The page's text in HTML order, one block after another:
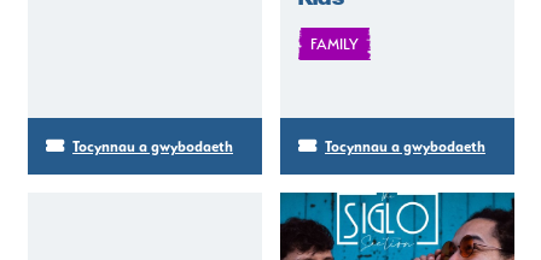
Tocynnau a gwybodaeth
FAMILY
Tocynnau a gwybodaeth